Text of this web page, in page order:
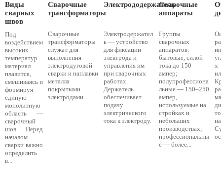
Виды
сварных
швов
Под
воздействием
высоких
температур
материал
плавится,
смешиваясь и
формируя
единую
монолитную
область —
сварочный
шов. Перед
началом
сварки важно
определить
в...
Сварочные
трансформаторы
Сварочные
трансформаторы
служат для
выполнения
электродуговой
сварки и наплавки
металла
покрытыми
электродами.
Электрододержатель
Электродержател
ь — устройство
для фиксации
электрода и
управления им
при сварочных
работах.
Держатель
обеспечивает
подачу
электрического
тока к электроду.
Сварочные
аппараты
Группы
сварочных
аппаратов:
бытовые, силой
тока до 150
ампер;
полупрофессиона
льные — 150–250
ампер,
используемые на
стройках и
небольших
производствах;
профессиональны
е — более...
х